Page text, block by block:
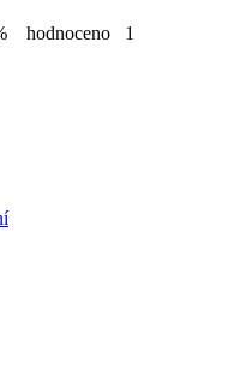
hodnoceno 1